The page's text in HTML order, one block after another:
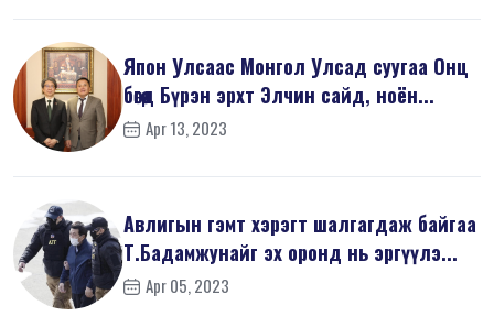
Япон Улсаас Монгол Улсад суугаа Онц
бөгөөд Бүрэн эрхт Элчин сайд, ноён...
Apr 13, 2023
Авлигын гэмт хэрэгт шалгагдаж байгаа
Т.Бадамжунайг эх оронд нь эргүүлэ...
Apr 05, 2023